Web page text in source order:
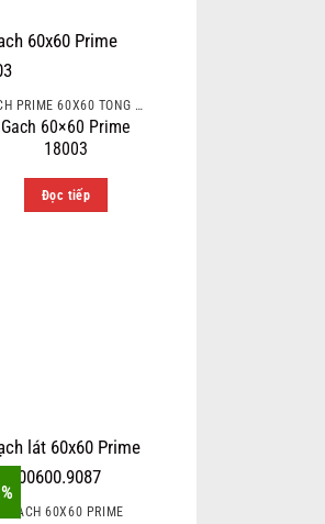
GẠCH PRIME 60X60 TÔNG MÀU ĐẬM VÂN ĐÁ
Gach 60×60 Prime
18003
Đọc tiếp
GẠCH 60X60 PRIME